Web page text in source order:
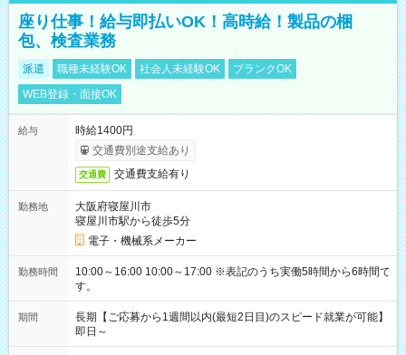
座り仕事！給与即払いOK！高時給！製品の梱
包、検査業務
派遣 職種未経験OK 社会人未経験OK
ブランクOK
WEB登録・面接OK
給与
時給1400円
交通費別途支給あり
交通費 交通費支給有り
勤務地
大阪府寝屋川市
寝屋川市駅から徒歩5分
電子・機械系メーカー
勤務時間
10:00～16:00 10:00～17:00 ※表記のうち実働5時間から6時間で
す。
期間
長期【ご応募から1週間以内(最短2日目)のスピード就業が可能】
即日～